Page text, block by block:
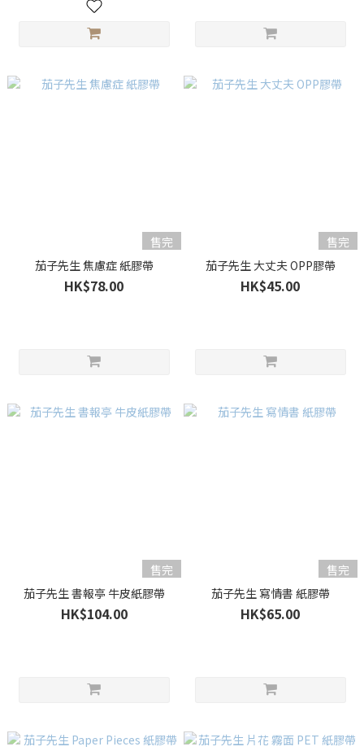
售完
茄子先生 焦慮症 紙膠帶
HK$78.00
售完
茄子先生 大丈夫 OPP膠帶
HK$45.00
售完
茄子先生 書報亭 牛皮紙膠帶
HK$104.00
售完
茄子先生 寫情書 紙膠帶
HK$65.00